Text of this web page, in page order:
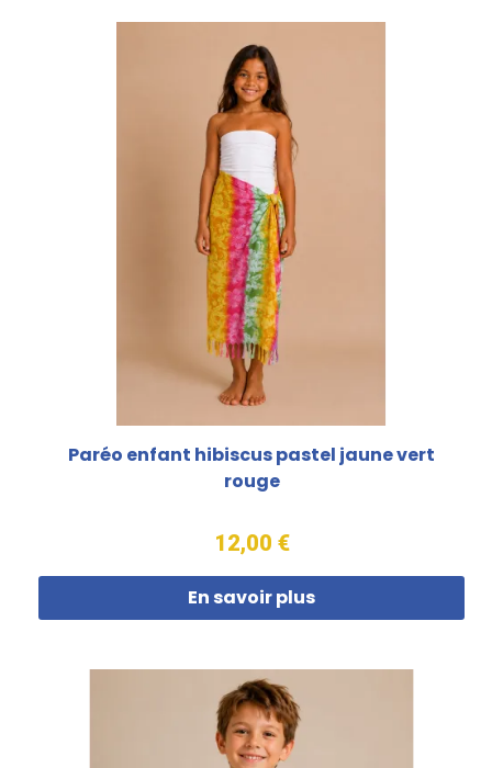
Paréo enfant hibiscus pastel jaune vert
rouge
12,00 €
En savoir plus